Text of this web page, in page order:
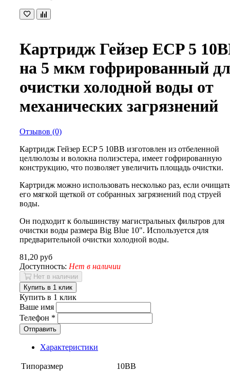
Картридж Гейзер ECP 5
на 5 мкм гофрированный
очистки холодной воды от
механических загрязнений
Отзывов (0)
Картридж Гейзер ECP 5 10BB изготовлен из отбеленной
целлюлозы и волокна полиэстера, имеет гофрированную
конструкцию, что позволяет увеличить площадь очистки.
Картридж можно использовать несколько раз, если
его мягкой щеткой от собранных загрязнений под струей
воды.
Он подходит к большинству магистральных фильтров для
очистки воды размера Big Blue 10". Используется для
предварительной очистки холодной воды.
81,20 руб
Доступность: Нет в наличии
Нет в наличии
Купить в 1 клик
Купить в 1 клик
Ваше имя
Телефон *
Отправить
Характеристики
Типоразмер
10BB